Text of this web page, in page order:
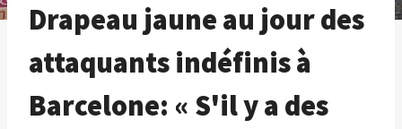
Drapeau jaune au jour des
attaquants indéfinis à
Barcelone: « S'il y a des